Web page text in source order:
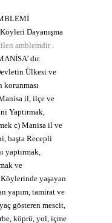
Dayanışma
amblemdir .
dır.
Ülkesi ve
il, ilçe ve
Yaptırmak,
c) Manisa il ve
başta Recepli
yaptırmak,
ve
yaşayan
yapım, tamirat ve
gösteren mescit,
köprü, yol, içme